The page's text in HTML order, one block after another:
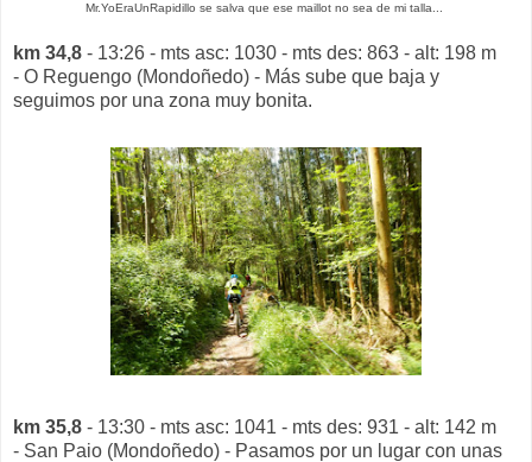
Mr.YoEraUnRapidillo se salva que ese maillot no sea de mi talla...
km 34,8 - 13:26 - mts asc: 1030 - mts des: 863 - alt: 198 m
- O Reguengo (Mondoñedo) - Más sube que baja y
seguimos por una zona muy bonita.
km 35,8 - 13:30 - mts asc: 1041 - mts des: 931 - alt: 142 m
- San Paio (Mondoñedo) - Pasamos por un lugar con unas